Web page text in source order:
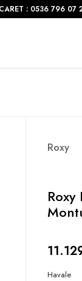
: 0536 796 07
Roxy
Havale